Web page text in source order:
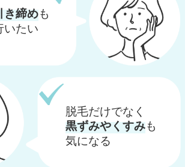
き締めも
いたい
脱毛だけでなく
黒ずみやくすみも
気になる